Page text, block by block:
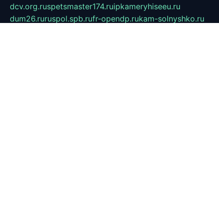
dcv.org.ruspetsmaster174.ruipkameryhiseeu.ru
dum26.ruruspol.spb.rufr-opendp.rukam-solnyshko.ru